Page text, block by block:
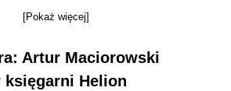
Strategie skutecznej promocji
Marketingu w erze
[Pokaż więcej]
Artur Maciorowski
księgarni Helion